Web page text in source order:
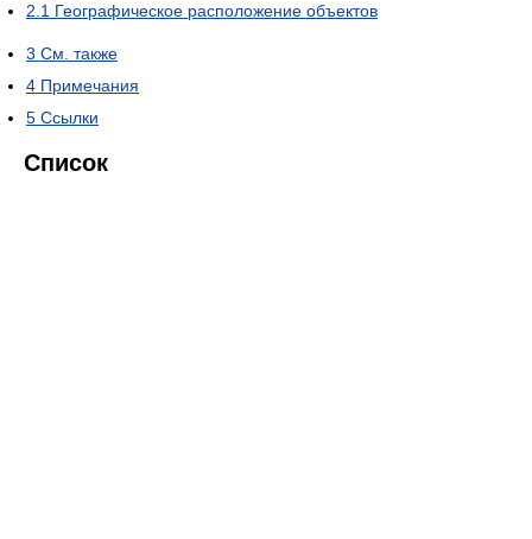
2.1 Географическое расположение объектов
3 См. также
4 Примечания
5 Ссылки
Список